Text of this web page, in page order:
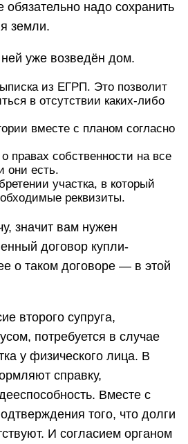
обязательно надо сохранить
земли.
уже возведён дом.
из ЕГРП. Это позволит
в отсутствии каких-либо
вместе с планом согласно
правах собственности на все
они есть.
участка, в который
реквизиты.
значит вам нужен
договор купли-
о таком договоре — в этой
второго супруга,
потребуется в случае
у физического лица. В
справку,
Вместе с
того, что долги
И согласием органом